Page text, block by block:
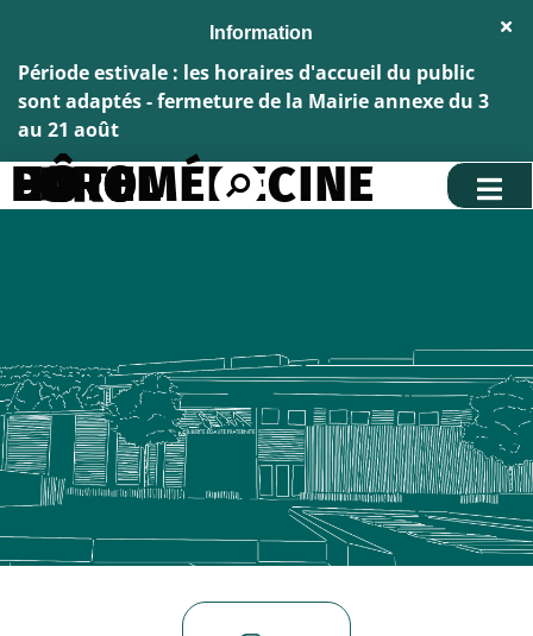
Aller à la recherche
Période estivale : les horaires d'accueil du public
sont adaptés - fermeture de la Mairie annexe du 3
au 21 août
HÔTEL DU PARC EUROMÉDECINE
Rechercher
sur
le